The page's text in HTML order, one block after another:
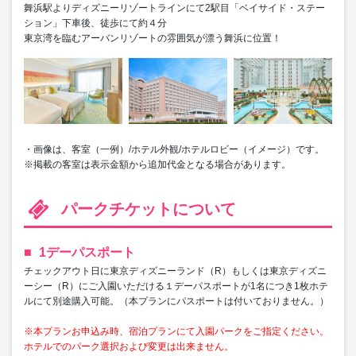
舞浜駅よりディズニーリゾートラインにて2駅目「ベイサイド・ステー
ション」下車後、徒歩にて約４分
東京湾を臨むアーバンリゾートの雰囲気が漂う舞浜に位置！
・画像は、客室（一例）/ホテル外観/ホテルロビー（イメージ）です。
※掲載の客室は表示金額から追加代金となる場合があります。
パークチケットについて
1デーパスポート
チェックアウト日に東京ディズニーランド（R）もしくは東京ディズニ
ーシー（R）にご入園いただける１デーパスポートが1名につき1枚ホテ
ルにて別途購入可能。（本プランにパスポートは付いておりません。）
※本プランお申込み時、宿泊プランにて入園パークをご指定ください。
ホテルでのパーク選択および変更は出来ません。